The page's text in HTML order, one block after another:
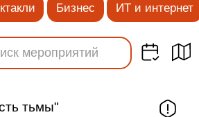
Бизнес ИТ и интернет
тьмы"